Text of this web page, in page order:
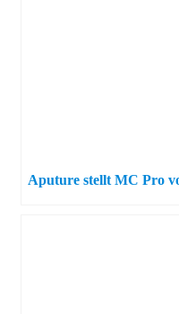
Aputure stellt MC Pro